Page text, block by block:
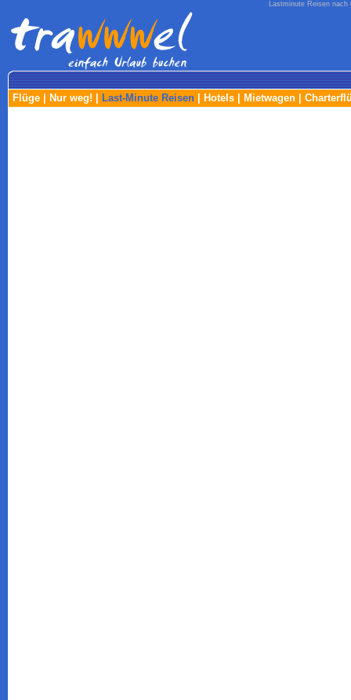
Lastminute Reisen
Flüge Nur weg! Last-Minute Reisen Hotels Mietwagen